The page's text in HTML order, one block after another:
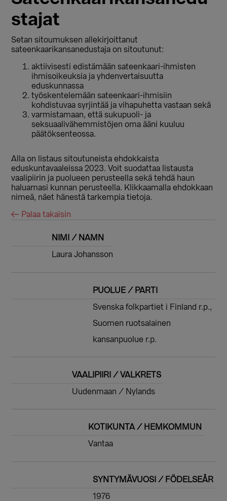
stajat
Setan sitoumuksen allekirjoittanut
sateenkaarikansanedustaja on sitoutunut:
aktiivisesti edistämään sateenkaari-ihmisten
ihmisoikeuksia ja yhdenvertaisuutta
eduskunnassa
työskentelemään sateenkaari-ihmisiin
kohdistuvaa syrjintää ja vihapuhetta vastaan sekä
varmistamaan, että sukupuoli- ja
seksuaalivähemmistöjen oma ääni kuuluu
päätöksenteossa.
Alla on listaus sitoutuneista ehdokkaista
eduskuntavaaleissa 2023. Voit suodattaa listausta
vaalipiirin ja puolueen perusteella sekä tehdä haun
haluamasi kunnan perusteella. Klikkaamalla ehdokkaan
nimeä, näet hänestä tarkempia tietoja.
← Palaa takaisin
NIMI / NAMN
Laura Johansson
PUOLUE / PARTI
Svenska folkpartiet i Finland r.p.,
Suomen ruotsalainen
kansanpuolue r.p.
VAALIPIIRI / VALKRETS
Uudenmaan / Nylands
KOTIKUNTA / HEMKOMMUN
Vantaa
SYNTYMÄVUOSI / FÖDELSEÅR
1976